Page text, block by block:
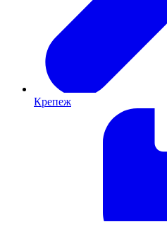
Крепеж